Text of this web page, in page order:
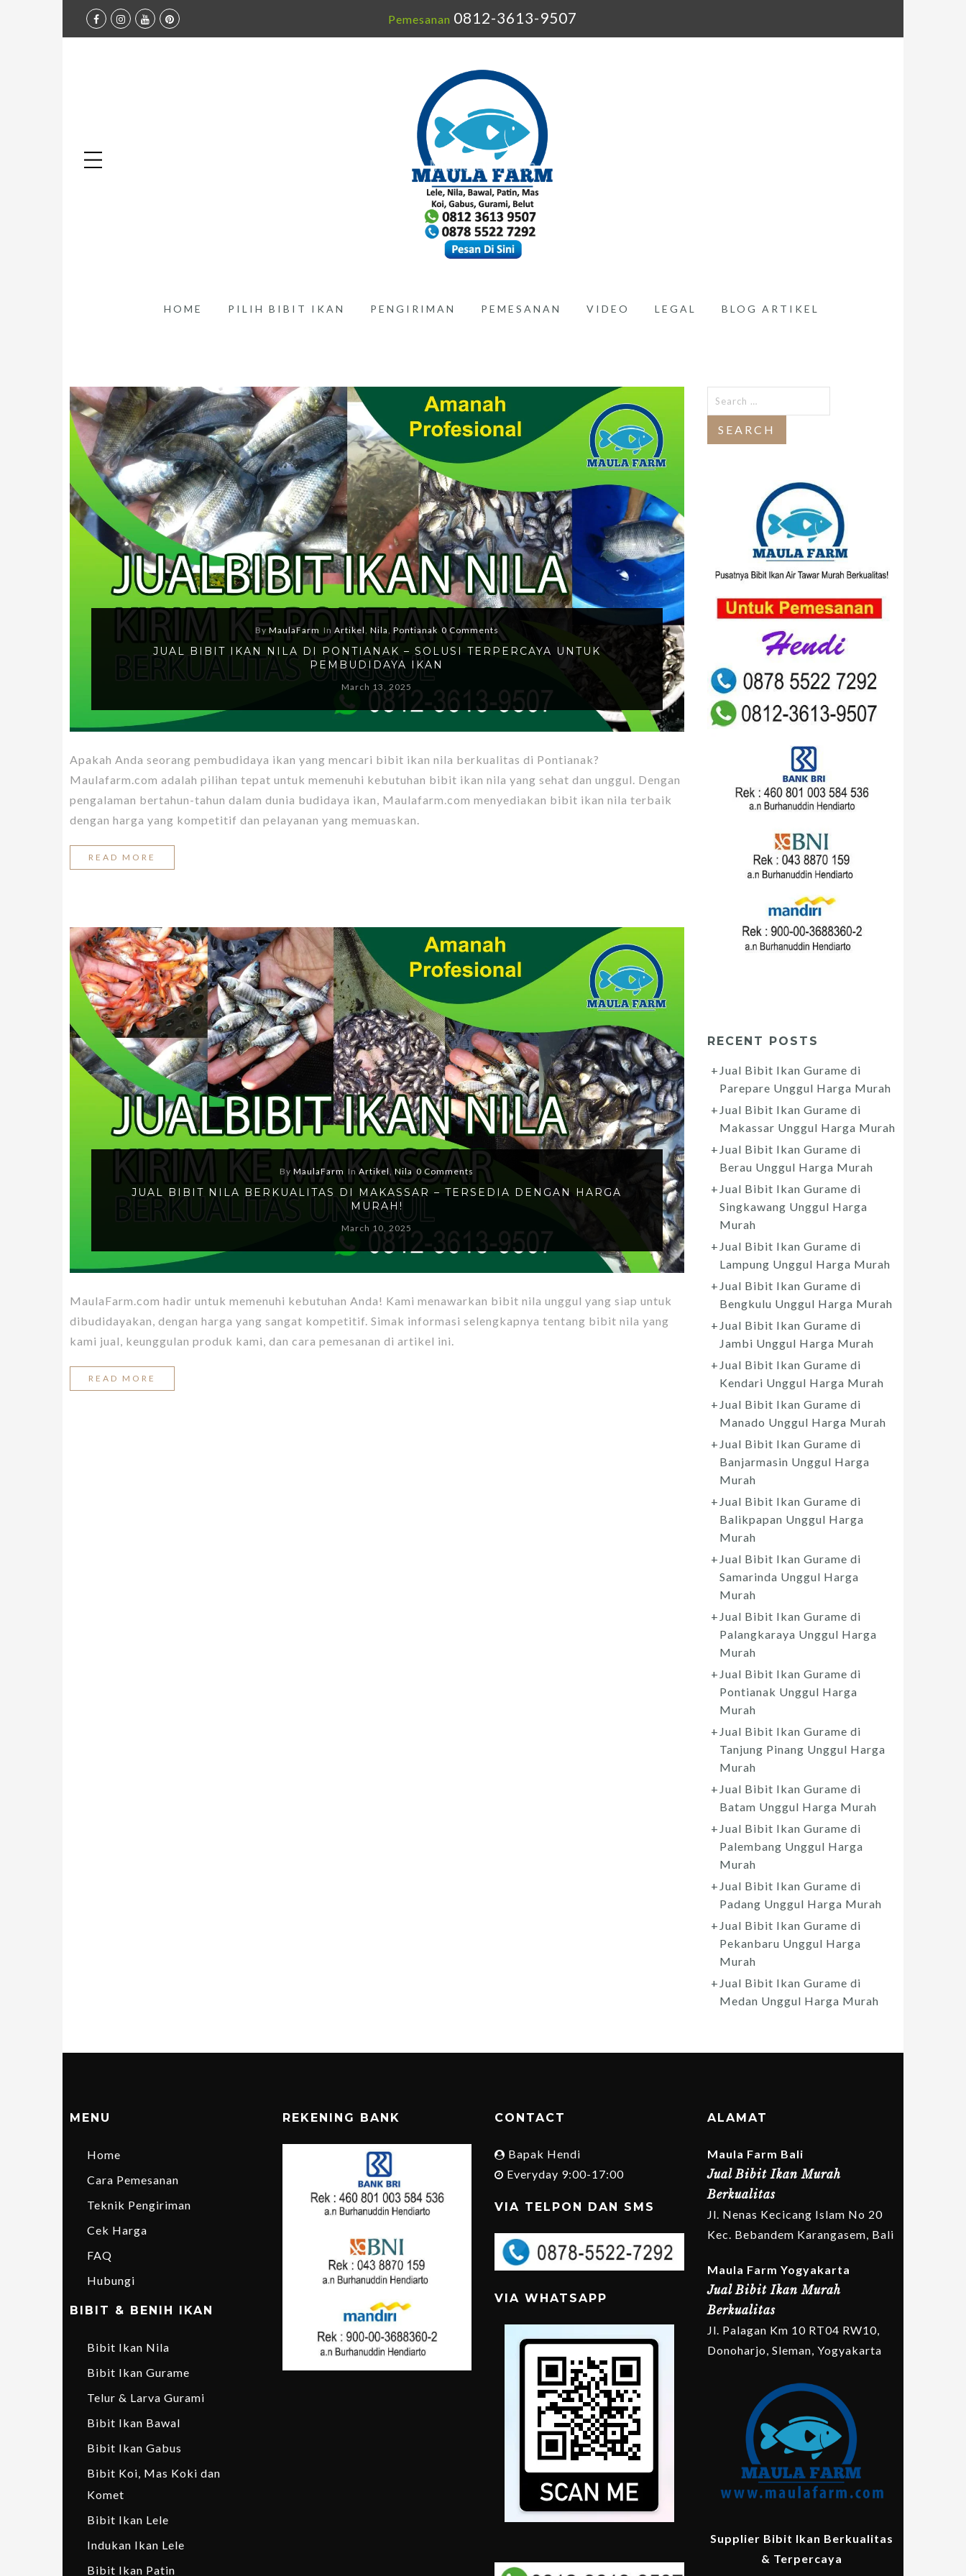
Pemesanan 0812-3613-9507
HOME PILIH BIBIT IKAN PENGIRIMAN PEMESANAN VIDEO LEGAL BLOG ARTIKEL
By MaulaFarm In Artikel, Nila, Pontianak 0 Comments
JUAL BIBIT IKAN NILA DI PONTIANAK – SOLUSI TERPERCAYA UNTUK
PEMBUDIDAYA IKAN
March 13, 2025
Apakah Anda seorang pembudidaya ikan yang mencari bibit ikan nila berkualitas di Pontianak?
Maulafarm.com adalah pilihan tepat untuk memenuhi kebutuhan bibit ikan nila yang sehat dan unggul. Dengan
pengalaman bertahun-tahun dalam dunia budidaya ikan, Maulafarm.com menyediakan bibit ikan nila terbaik
dengan harga yang kompetitif dan pelayanan yang memuaskan.
READ MORE
ByMaulaFarm InArtikel ,Nila 0 Comments
JUAL BIBIT NILA BERKUALITAS DI MAKASSAR – TERSEDIA DENGAN HARGA
MURAH!
March 10, 2025
MaulaFarm.com hadir untuk memenuhi kebutuhan Anda! Kami menawarkan bibit nila unggul yang siap untuk
dibudidayakan, dengan harga yang sangat kompetitif. Simak informasi selengkapnya tentang bibit nila yang
kami jual, keunggulan produk kami, dan cara pemesanan di artikel ini.
READ MORE
Search
for:
RECENT POSTS
Jual Bibit Ikan Gurame di
Parepare Unggul Harga Murah
Jual Bibit Ikan Gurame di
Makassar Unggul Harga Murah
Jual Bibit Ikan Gurame di
Berau Unggul Harga Murah
Jual Bibit Ikan Gurame di
Singkawang Unggul Harga
Murah
Jual Bibit Ikan Gurame di
Lampung Unggul Harga Murah
Jual Bibit Ikan Gurame di
Bengkulu Unggul Harga Murah
Jual Bibit Ikan Gurame di
Jambi Unggul Harga Murah
Jual Bibit Ikan Gurame di
Kendari Unggul Harga Murah
Jual Bibit Ikan Gurame di
Manado Unggul Harga Murah
Jual Bibit Ikan Gurame di
Banjarmasin Unggul Harga
Murah
Jual Bibit Ikan Gurame di
Balikpapan Unggul Harga
Murah
Jual Bibit Ikan Gurame di
Samarinda Unggul Harga
Murah
Jual Bibit Ikan Gurame di
Palangkaraya Unggul Harga
Murah
Jual Bibit Ikan Gurame di
Pontianak Unggul Harga
Murah
Jual Bibit Ikan Gurame di
Tanjung Pinang Unggul Harga
Murah
Jual Bibit Ikan Gurame di
Batam Unggul Harga Murah
Jual Bibit Ikan Gurame di
Palembang Unggul Harga
Murah
Jual Bibit Ikan Gurame di
Padang Unggul Harga Murah
Jual Bibit Ikan Gurame di
Pekanbaru Unggul Harga
Murah
Jual Bibit Ikan Gurame di
Medan Unggul Harga Murah
MENU
Home
Cara Pemesanan
Teknik Pengiriman
Cek Harga
FAQ
Hubungi
BIBIT & BENIH IKAN
Bibit Ikan Nila
Bibit Ikan Gurame
Telur & Larva Gurami
Bibit Ikan Bawal
Bibit Ikan Gabus
Bibit Koi, Mas Koki dan
Komet
Bibit Ikan Lele
Indukan Ikan Lele
Bibit Ikan Patin
REKENING BANK CONTACT
Bapak Hendi
Everyday 9:00-17:00
VIA TELPON DAN SMS
VIA WHATSAPP
ALAMAT
Maula Farm Bali
Jual Bibit Ikan Murah
Berkualitas
Jl. Nenas Kecicang Islam No 20
Kec. Bebandem Karangasem, Bali
Maula Farm Yogyakarta
Jual Bibit Ikan Murah
Berkualitas
Jl. Palagan Km 10 RT04 RW10,
Donoharjo, Sleman, Yogyakarta
Supplier Bibit Ikan Berkualitas
& Terpercaya